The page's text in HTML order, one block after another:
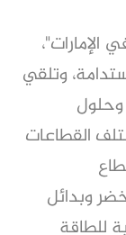
وتلقي
وحلول
القطاعات
وبدائل
للطاقة